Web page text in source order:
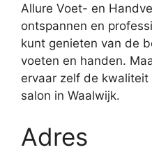
Allure Voet- en
ontspannen en
kunt genieten van de
voeten en handen.
ervaar zelf de
salon in Waalwijk.
Adres